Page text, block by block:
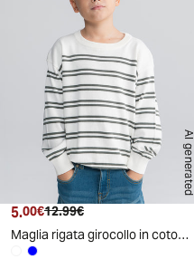
AI generated
Prezzo attuale
5.00€ Prezzo originale
12.99€
Maglia rigata girocollo in cotone comoda - Bianco latte